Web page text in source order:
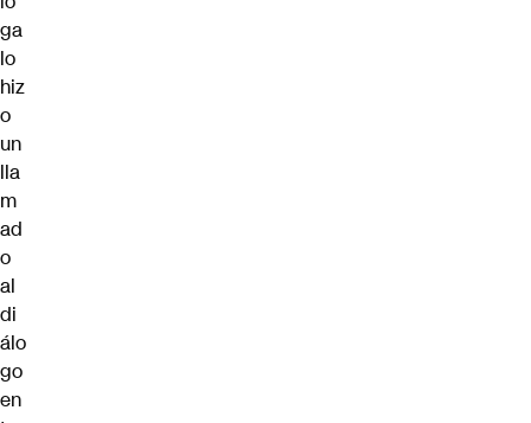
ga
lo
hiz
o
un
lla
m
ad
o
al
di
álo
go
en